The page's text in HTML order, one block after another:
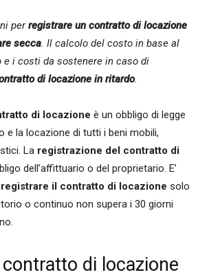
perregistrare un contratto di locazione
secca. Il calcolo del costo in base al
e i costi da sostenere in caso di
di locazione in ritardo.
di locazione è un obbligo di legge
e la locazione di tutti i beni mobili,
La registrazione del contratto di
dell’affittuario o del proprietario. E’
registrare il contratto di locazione solo
o continuo non supera i 30 giorni
di locazione